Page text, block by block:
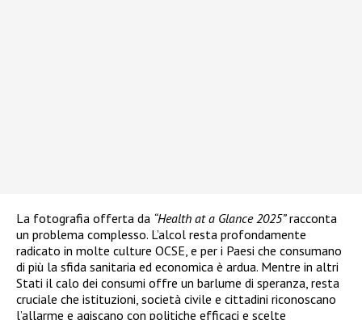
La fotografia offerta da “Health at a Glance 2025”racconta
un problema complesso. L’alcol resta profondamente
radicato in molte culture OCSE, e per i Paesi che consumano
di più la sfida sanitaria ed economica è ardua. Mentre in altri
Stati il calo dei consumi offre un barlume di speranza, resta
cruciale che istituzioni, società civile e cittadini riconoscano
l’allarme e agiscano con politiche efficaci e scelte